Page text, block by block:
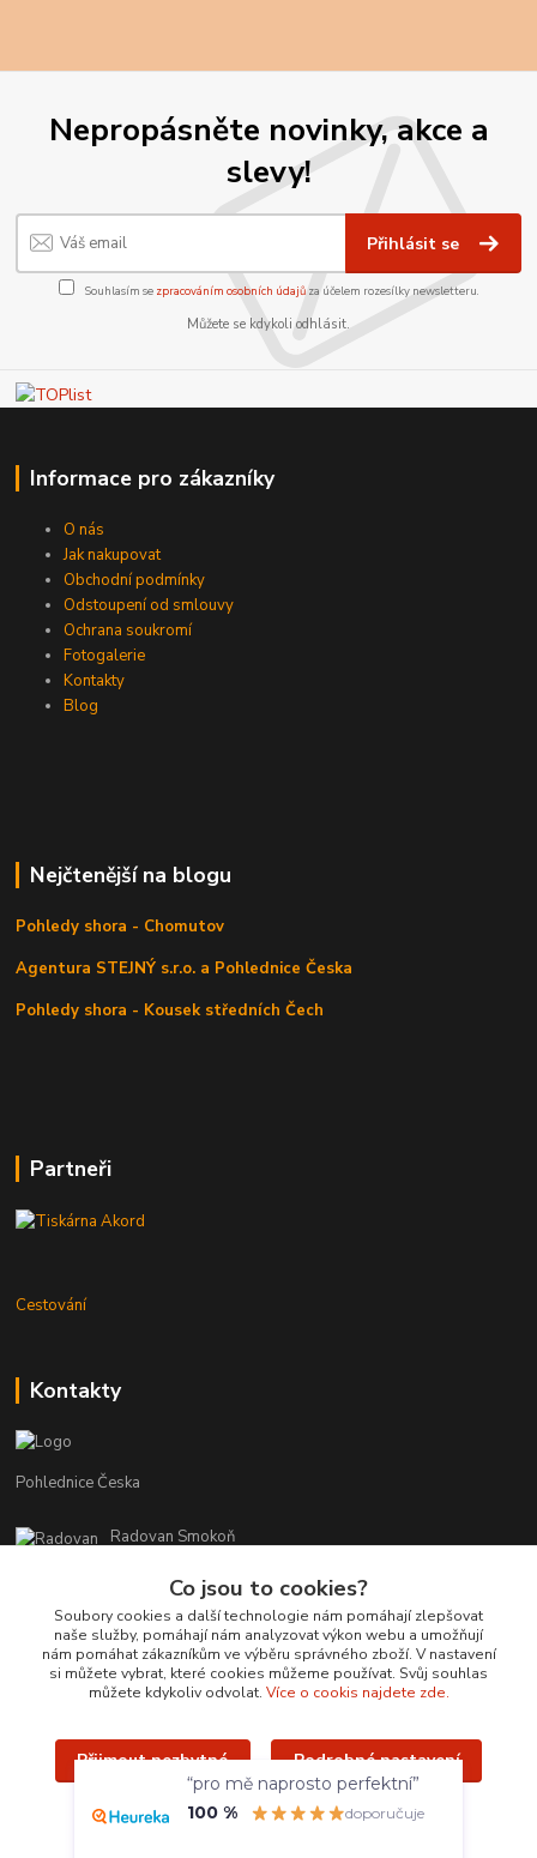
Nepropásněte novinky, akce a
slevy!
Přihlásit se
Souhlasím se zpracováním osobních údajůza účelem rozesílky newsletteru.
Můžete se kdykoli odhlásit.
Informace pro zákazníky
O nás
Jak nakupovat
Obchodní podmínky
Odstoupení od smlouvy
Ochrana soukromí
Fotogalerie
Kontakty
Blog
Nejčtenější na blogu
Pohledy shora - Chomutov
Agentura STEJNÝ s.r.o. a Pohlednice Česka
Pohledy shora - Kousek středních Čech
Partneři
Cestování
Kontakty
Pohlednice Česka
Radovan Smokoň
r.smokon@pohlednicecr.cz
Upravit sběr cookies.
Co jsou to cookies?
Soubory cookies a další technologie nám pomáhají zlepšovat
naše služby, pomáhají nám analyzovat výkon webu a umožňují
nám pomáhat zákazníkům ve výběru správného zboží. V nastavení
si můžete vybrat, které cookies můžeme používat. Svůj souhlas
můžete kdykoliv odvolat. Více o cookis najdete zde.
Přijmout nezbytné Podrobné nastavení
Přijmout všechny
“pro mě naprosto perfektní”
100 %
doporučuje